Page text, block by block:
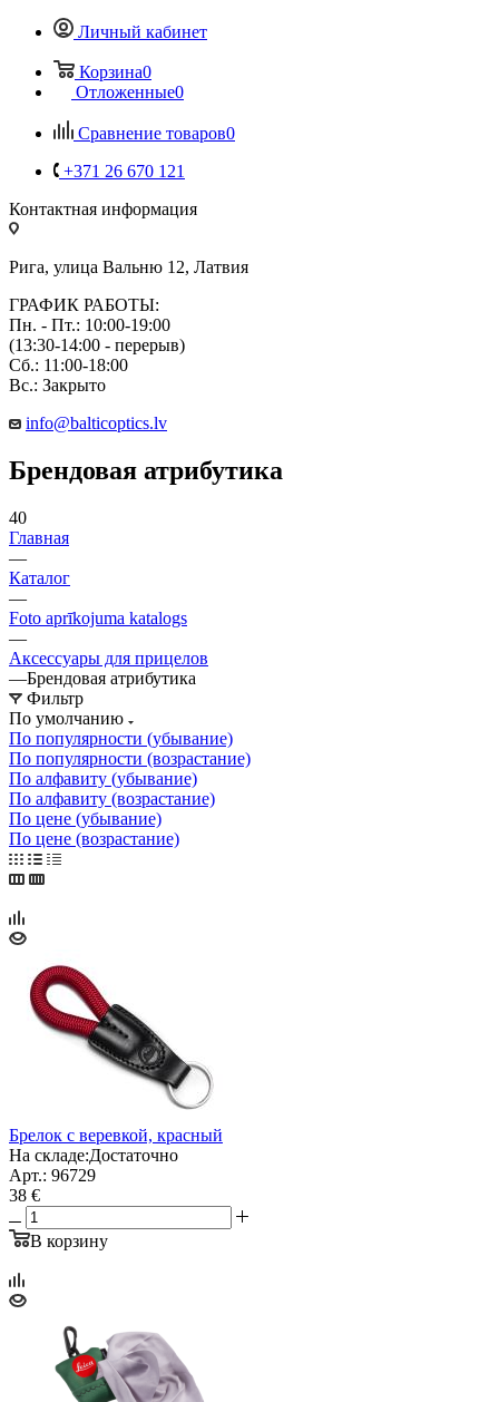
Личный кабинет
Корзина0
Отложенные0
Сравнение товаров0
+371 26 670 121
Контактная информация
Рига, улица Вальню 12, Латвия
ГРАФИК РАБОТЫ:
Пн. - Пт.: 10:00-19:00
(13:30-14:00 - перерыв)
Сб.: 11:00-18:00
Вс.: Закрыто
info@balticoptics.lv
Брендовая атрибутика
40
Главная
—
Каталог
—
Foto aprīkojuma katalogs
—
Аксессуары для прицелов
—Брендовая атрибутика
Фильтр
По умолчанию
По популярности (убывание)
По популярности (возрастание)
По алфавиту (убывание)
По алфавиту (возрастание)
По цене (убывание)
По цене (возрастание)
Брелок с веревкой, красный
На складе:Достаточно
Арт.: 96729
38 €
В корзину